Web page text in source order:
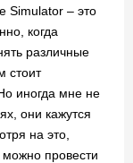
Simulator – это
когда
различные
стоит
иногда мне не
они кажутся
на это,
провести